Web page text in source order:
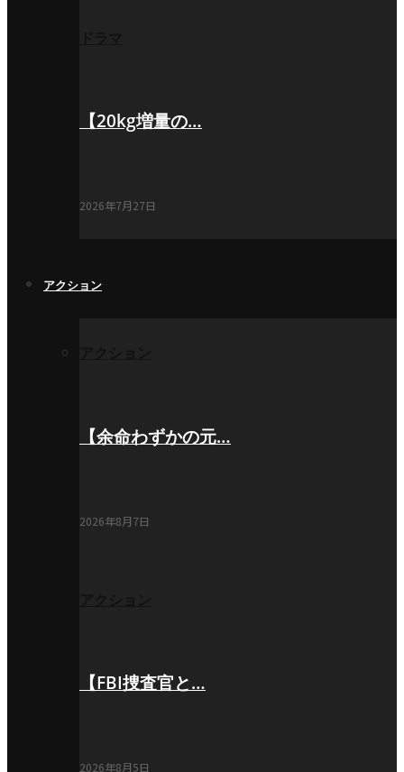
【20kg増量の…
2026年7月27日
アクション
【余命わずかの元…
2026年8月7日
【FBI捜査官と…
2026年8月5日